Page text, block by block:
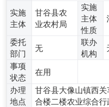
实施
主体
甘谷县农
业农村局
实施
主体
性质
委托
部门
无
联办
机构
事项
状态
在用
办理
地点
甘谷县大像山镇西
合楼二楼农业综合